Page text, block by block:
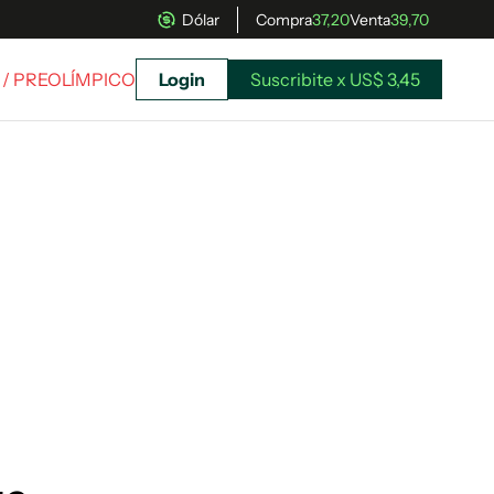
Dólar Compra37,20Venta39,70
/ PREOLÍMPICO Login Suscribite x US$ 3,45